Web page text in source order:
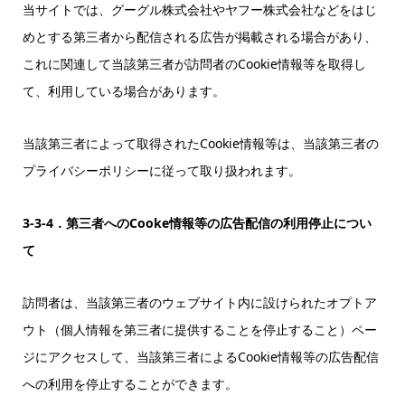
当サイトでは、グーグル株式会社やヤフー株式会社などをはじ
めとする第三者から配信される広告が掲載される場合があり、
これに関連して当該第三者が訪問者のCookie情報等を取得し
て、利用している場合があります。
当該第三者によって取得されたCookie情報等は、当該第三者の
プライバシーポリシーに従って取り扱われます。
3-3-4．第三者へのCooke情報等の広告配信の利用停止につい
て
訪問者は、当該第三者のウェブサイト内に設けられたオプトア
ウト（個人情報を第三者に提供することを停止すること）ペー
ジにアクセスして、当該第三者によるCookie情報等の広告配信
への利用を停止することができます。